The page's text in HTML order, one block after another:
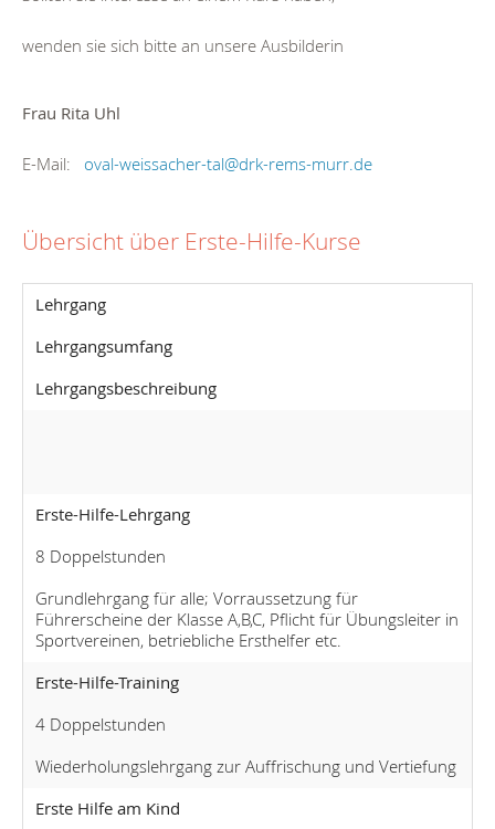
wenden sie sich bitte an unsere Ausbilderin
Frau Rita Uhl
E-Mail: oval-weissacher-tal@drk-rems-murr.de
Übersicht über Erste-Hilfe-Kurse
Lehrgang
Lehrgangsumfang
Lehrgangsbeschreibung
Erste-Hilfe-Lehrgang
8 Doppelstunden
Grundlehrgang für alle; Vorraussetzung für
Führerscheine der Klasse A,B,C, Pflicht für Übungsleiter in
Sportvereinen, betriebliche Ersthelfer etc.
Erste-Hilfe-Training
4 Doppelstunden
Wiederholungslehrgang zur Auffrischung und Vertiefung
Erste Hilfe am Kind